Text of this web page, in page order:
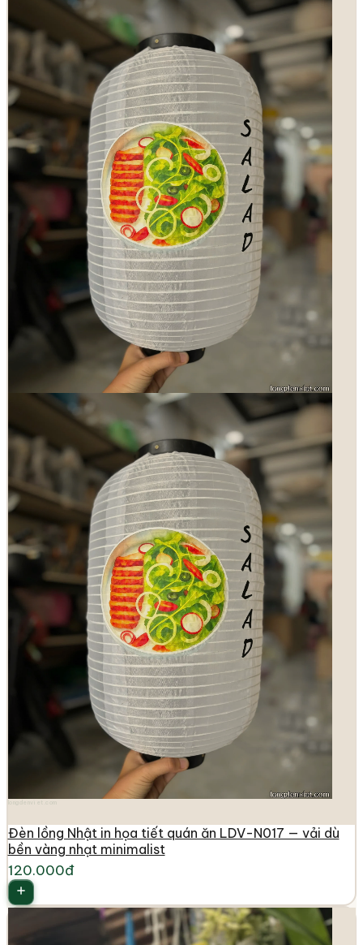
Đèn lồng Nhật in họa tiết quán ăn LDV-N017 — vải dù
bền vàng nhạt minimalist
120.000đ